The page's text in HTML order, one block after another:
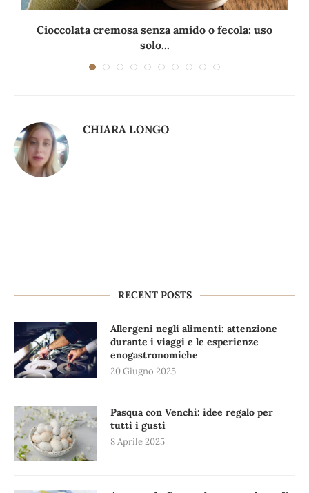
Cioccolata cremosa senza amido o fecola: uso
solo...
CHIARA LONGO
RECENT POSTS
Allergeni negli alimenti: attenzione
durante i viaggi e le esperienze
enogastronomiche
20 Giugno 2025
Pasqua con Venchi: idee regalo per
tutti i gusti
8 Aprile 2025